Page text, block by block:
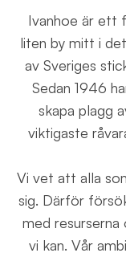
Ivanhoe är ett
liten by mitt i
av Sveriges
Sedan 1946
skapa plagg
viktigaste
Vi vet att alla
sig. Därför
med resurserna
vi kan. Vår